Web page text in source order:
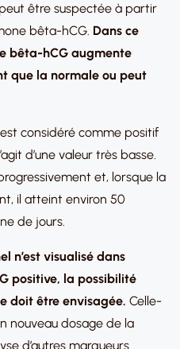
être suspectée à partir
bêta-hCG. Dans ce
bêta-hCG augmente
que la normale ou peut
considéré comme positif
d’une valeur très basse.
et, lorsque la
il atteint environ 50
de jours.
n’est visualisé dans
positive, la possibilité
doit être envisagée. Celle-
nouveau dosage de la
d’autres marqueurs